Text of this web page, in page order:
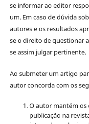
se informar ao editor
um. Em caso de dúvida
autores e os resultados
se o direito de questionar
se assim julgar pertinente.
Ao submeter um artigo
autor concorda com os
O autor mantém os
publicação na